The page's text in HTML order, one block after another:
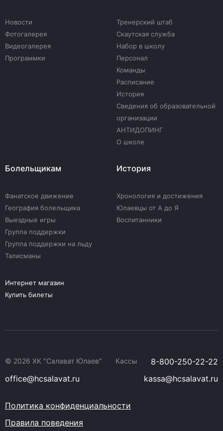
Новости
Фотогалерея
Видеогалерея
Программки
Тренерский штаб
Скаутская служба
Набор в школу
Персонал
Команды
Расписание
История
Сведения об образовательной
организации
АНТИДОПИНГ
О школе
Болельщикам
Фанатское движение
География болельщика
Выездные игры
Группа поддержки
Группа поддержки на льду
Талисманы
История
Хронология и достижения
Юлаевцы от А до Я
Воспитанники
Интернет магазин
Купить билеты
© 2026 ХК "Салават Юлаев" Кассы
8-800-250-22-22
office@hcsalavat.ru
kassa@hcsalavat.ru
Политика конфиденциальности
Правила поведения